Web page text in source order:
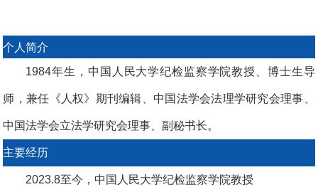
个人简介
1984年生，中国人民大学纪检监察学院教授、博士生导
师，兼任《人权》期刊编辑、中国法学会法理学研究会理事、
中国法学会立法学研究会理事、副秘书长。
主要经历
2023.8至今，中国人民大学纪检监察学院教授